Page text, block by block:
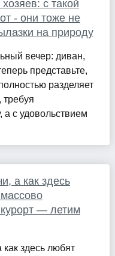
с такой
- они тоже не
на природу
вечер: диван,
представьте,
разделяет
требуя
а с удовольствием
а как здесь
— летим
здесь любят